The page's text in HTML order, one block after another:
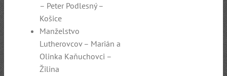
– Peter Podlesný –
Košice
Manželstvo
Lutherovcov – Marián a
Olinka Kaňuchovci –
Žilina